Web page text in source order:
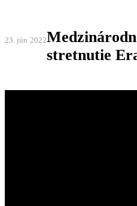
23. jún 2022
stretnutie